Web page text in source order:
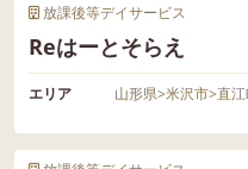
放課後等デイサービス
Reはーとそらえ
エリア 山形県>米沢市>直